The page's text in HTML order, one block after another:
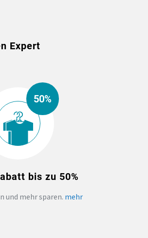
Expert
50%
bis zu 50%
und mehr sparen. mehr